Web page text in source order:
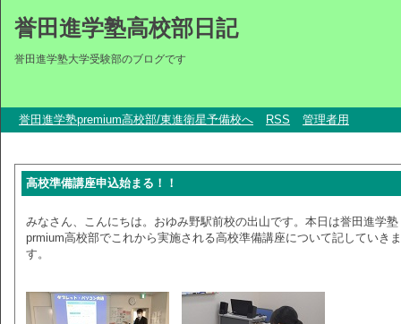
誉田進学塾高校部日記
誉田進学塾大学受験部のブログです
誉田進学塾premium高校部/東進衛星予備校へ RSS 管理者用
高校準備講座申込始まる！！
みなさん、こんにちは。おゆみ野駅前校の出山です。本日は誉田進学塾
prmium高校部でこれから実施される高校準備講座について記していきま
す。